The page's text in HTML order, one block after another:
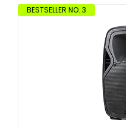
BESTSELLER NO. 3